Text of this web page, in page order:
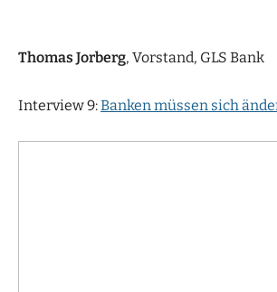
Thomas Jorberg, Vorstand, GLS Bank
Interview 9:Banken müssen sich